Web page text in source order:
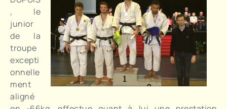
, le
junior
de la
troupe
excepti
onnelle
ment
aligné